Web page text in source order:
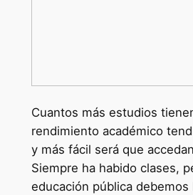
Cuantos más estudios
rendimiento académico
y más fácil será que
Siempre ha habido clases,
educación pública debemos